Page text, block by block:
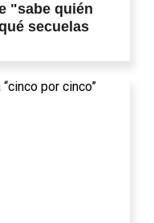
"sabe quién
secuelas